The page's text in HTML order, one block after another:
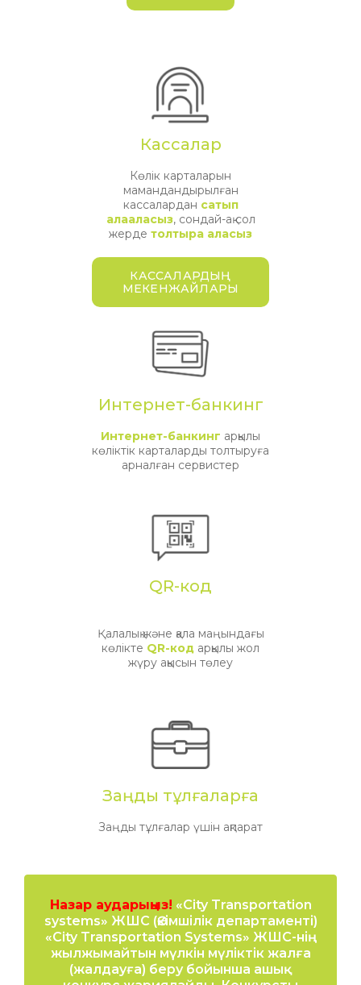
Кассалар
Көлік карталарын
мамандандырылған
кассалардан сатып
алааласыз, сондай-ақ сол
жерде толтыра аласыз
КАССАЛАРДЫҢ
МЕКЕНЖАЙЛАРЫ
Интернет-банкинг
Интернет-банкинг арқылы
көліктік карталарды толтыруға
арналған сервистер
QR-код
Қалалық және қала маңындағы
көлікте QR-код арқылы жол
жүру ақысын төлеу
Заңды тұлғаларға
Заңды тұлғалар үшін ақпарат
Назар аударыңыз! «City Transportation
systems» ЖШС (Әкімшілік департаменті)
«City Transportation Systems» ЖШС-нің
жылжымайтын мүлкін мүліктік жалға
(жалдауға) беру бойынша ашық